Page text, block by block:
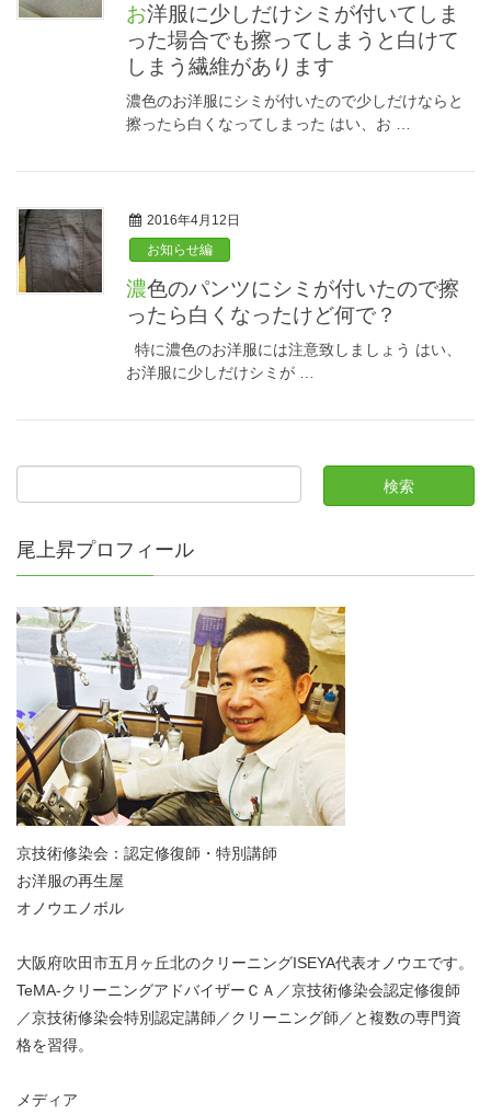
お洋服に少しだけシミが付いてしま
った場合でも擦ってしまうと白けて
しまう繊維があります
濃色のお洋服にシミが付いたので少しだけならと
擦ったら白くなってしまった はい、お …
2016年4月12日
お知らせ編
濃色のパンツにシミが付いたので擦
ったら白くなったけど何で？
特に濃色のお洋服には注意致しましょう はい、
お洋服に少しだけシミが …
尾上昇プロフィール
京技術修染会：認定修復師・特別講師
お洋服の再生屋
オノウエノボル
大阪府吹田市五月ヶ丘北のクリーニングISEYA代表オノウエです。
TeMA-クリーニングアドバイザーＣＡ／京技術修染会認定修復師
／京技術修染会特別認定講師／クリーニング師／と複数の専門資
格を習得。
メディア